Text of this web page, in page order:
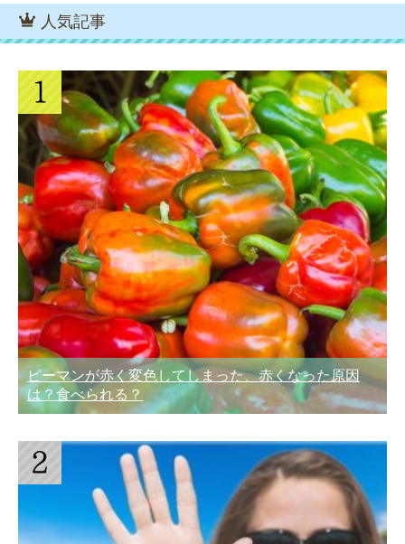
人気記事
ピーマンが赤く変色してしまった、赤くなった原因
は？食べられる？